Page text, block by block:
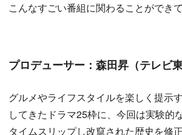
こんなすごい番組に関わることができて
プロデューサー：森田昇（テレビ東
グルメやライフスタイルを楽しく提示
してきたドラマ25枠に、今回は実験的
タイムスリップし改竄された歴史を修